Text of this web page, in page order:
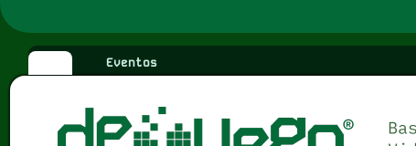
Eventos